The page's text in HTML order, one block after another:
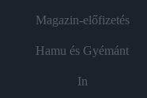
Magazin-előfizetés
Hamu és Gyémánt
In